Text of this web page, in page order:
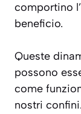
comportino
beneficio.
Queste
possono
come
nostri confini.